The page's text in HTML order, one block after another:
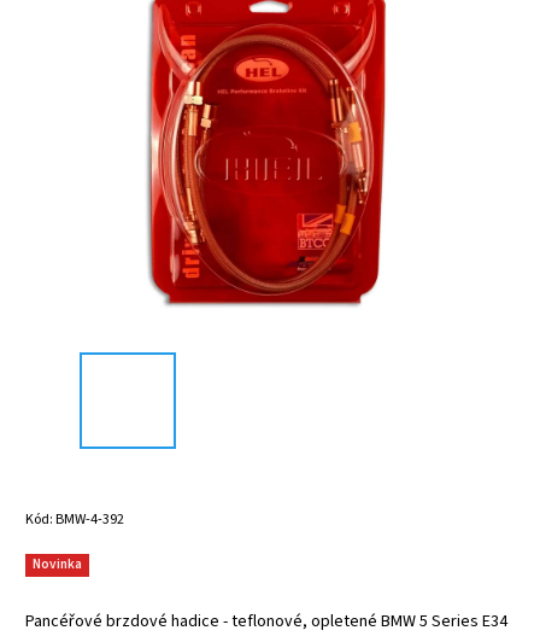
Kód:BMW-4-392
Pancéřové brzdové hadice - teflonové, opletené BMW 5 Series E34
Novinka